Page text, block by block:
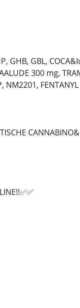
GHB, GBL,
300 mg,
NM2201,